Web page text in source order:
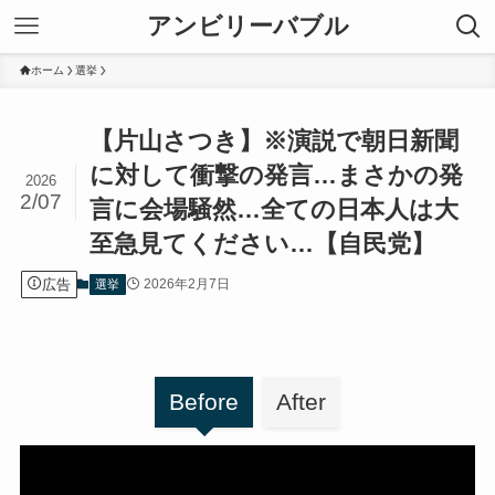
アンビリーバブル
ホーム 選挙
【片山さつき】※演説で朝日新聞
に対して衝撃の発言…まさかの発
言に会場騒然…全ての日本人は大
至急見てください…【自民党】
2026
2/07
広告 選挙 2026年2月7日
Before After